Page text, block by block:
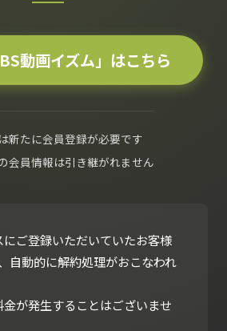
動画イズム」はこちら
新たに会員登録が必要です
会員情報は引き継がれません
にご登録いただいていたお客様
自動的に解約処理がおこなわれ
が発生することはございませ